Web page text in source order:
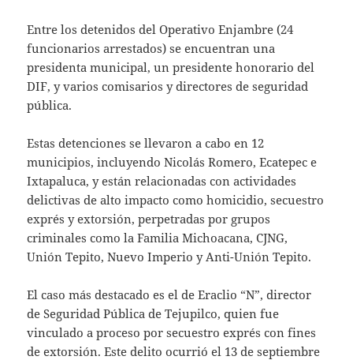
Entre los detenidos del Operativo Enjambre (24
funcionarios arrestados) se encuentran una
presidenta municipal, un presidente honorario del
DIF, y varios comisarios y directores de seguridad
pública.
Estas detenciones se llevaron a cabo en 12
municipios, incluyendo Nicolás Romero, Ecatepec e
Ixtapaluca, y están relacionadas con actividades
delictivas de alto impacto como homicidio, secuestro
exprés y extorsión, perpetradas por grupos
criminales como la Familia Michoacana, CJNG,
Unión Tepito, Nuevo Imperio y Anti-Unión Tepito.
El caso más destacado es el de Eraclio “N”, director
de Seguridad Pública de Tejupilco, quien fue
vinculado a proceso por secuestro exprés con fines
de extorsión. Este delito ocurrió el 13 de septiembre